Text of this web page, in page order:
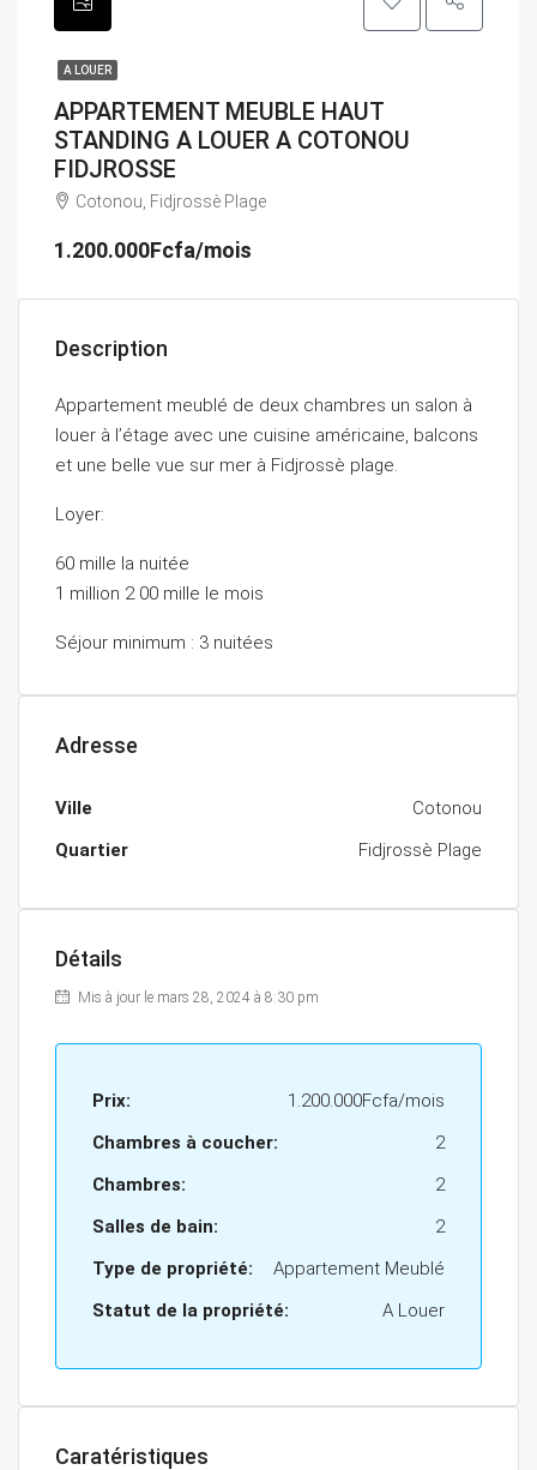
A LOUER
APPARTEMENT MEUBLE HAUT
STANDING A LOUER A COTONOU
FIDJROSSE
Cotonou, Fidjrossè Plage
1.200.000Fcfa/mois
Description
Appartement meublé de deux chambres un salon à
louer à l’étage avec une cuisine américaine, balcons
et une belle vue sur mer à Fidjrossè plage.
Loyer:
60 mille la nuitée
1 million 2 00 mille le mois
Séjour minimum : 3 nuitées
Adresse
Ville
Cotonou
Quartier
Fidjrossè Plage
Détails
Mis à jour le mars 28, 2024 à 8:30 pm
Prix:
1.200.000Fcfa/mois
Chambres à coucher:
2
Chambres:
2
Salles de bain:
2
Type de propriété:
Appartement Meublé
Statut de la propriété:
A Louer
Caratéristiques